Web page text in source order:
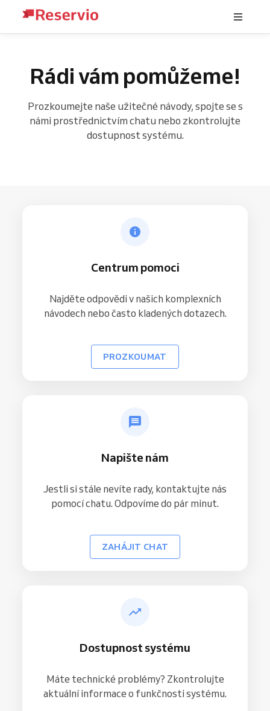
Rádi vám pomůžeme!
Prozkoumejte naše užitečné návody, spojte se s
námi prostřednictvím chatu nebo zkontrolujte
dostupnost systému.
Centrum pomoci
Najděte odpovědi v našich komplexních
návodech nebo často kladených dotazech.
PROZKOUMAT
Napište nám
Jestli si stále nevíte rady, kontaktujte nás
pomocí chatu. Odpovíme do pár minut.
ZAHÁJIT CHAT
Dostupnost systému
Máte technické problémy? Zkontrolujte
aktuální informace o funkčnosti systému.